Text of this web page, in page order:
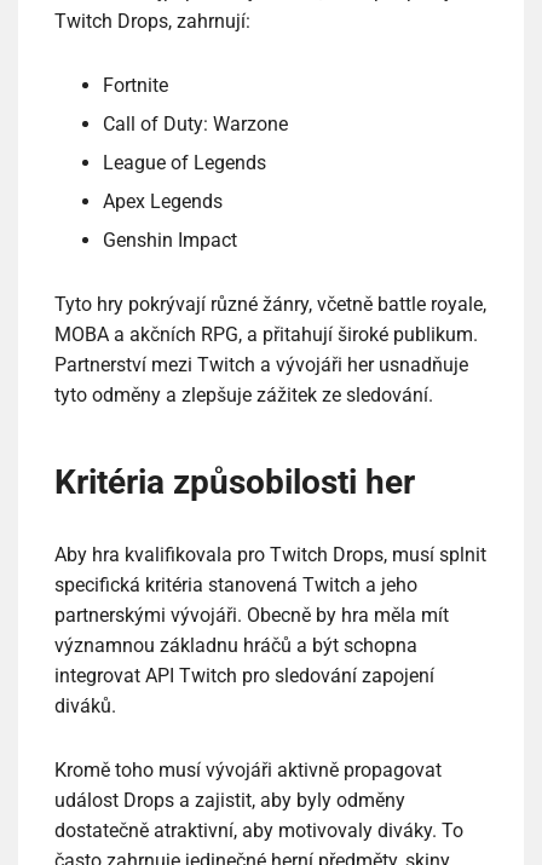
Twitch Drops, zahrnují:
Fortnite
Call of Duty: Warzone
League of Legends
Apex Legends
Genshin Impact
Tyto hry pokrývají různé žánry, včetně battle royale,
MOBA a akčních RPG, a přitahují široké publikum.
Partnerství mezi Twitch a vývojáři her usnadňuje
tyto odměny a zlepšuje zážitek ze sledování.
Kritéria způsobilosti her
Aby hra kvalifikovala pro Twitch Drops, musí splnit
specifická kritéria stanovená Twitch a jeho
partnerskými vývojáři. Obecně by hra měla mít
významnou základnu hráčů a být schopna
integrovat API Twitch pro sledování zapojení
diváků.
Kromě toho musí vývojáři aktivně propagovat
událost Drops a zajistit, aby byly odměny
dostatečně atraktivní, aby motivovaly diváky. To